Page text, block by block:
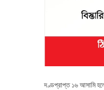
দণ্ডপ্রাপ্ত ১৬ আসামি